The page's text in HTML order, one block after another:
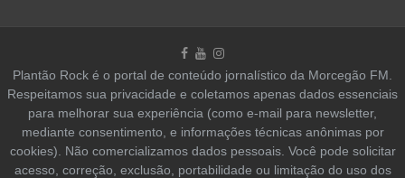
Plantão Rock é o portal de conteúdo jornalístico da Morcegão FM.
Respeitamos sua privacidade e coletamos apenas dados essenciais
para melhorar sua experiência (como e-mail para newsletter,
mediante consentimento, e informações técnicas anônimas por
cookies). Não comercializamos dados pessoais. Você pode solicitar
acesso, correção, exclusão, portabilidade ou limitação do uso dos